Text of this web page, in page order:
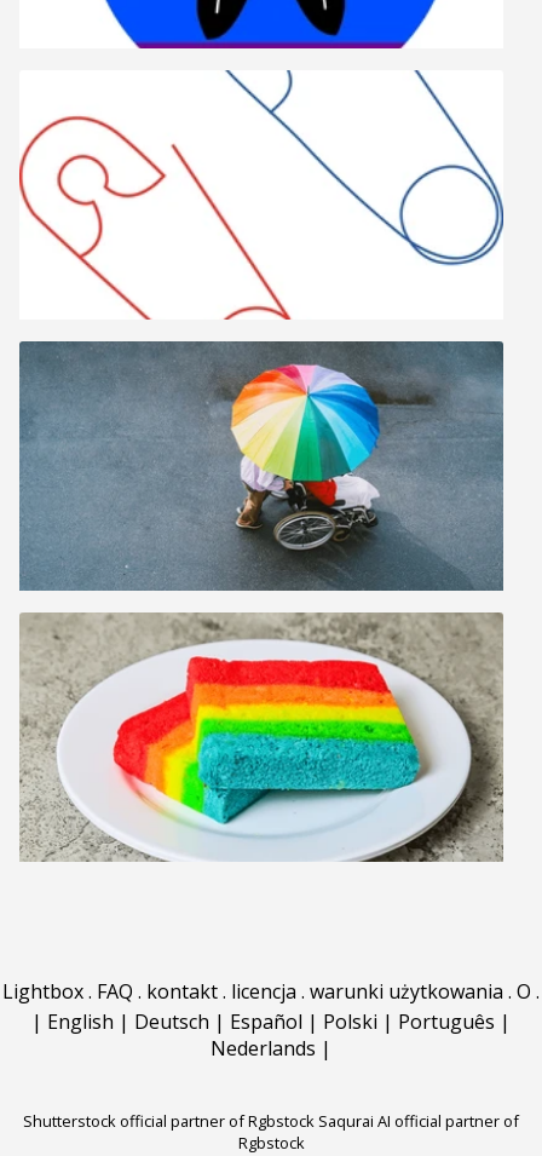
Lightbox. FAQ . kontakt. licencja . warunki użytkowania . O .
| English | Deutsch | Español | Polski | Português |
Nederlands |
Shutterstock official partner of Rgbstock Saqurai AI official partner of
Rgbstock